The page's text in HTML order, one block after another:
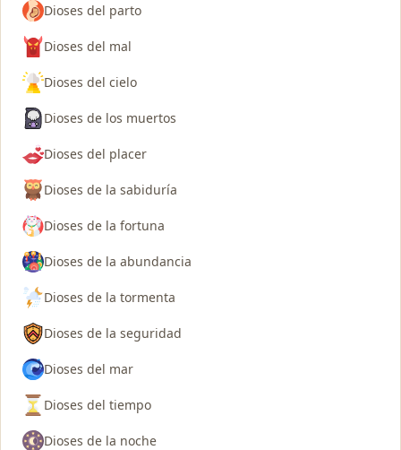
Dioses del parto
Dioses del mal
Dioses del cielo
Dioses de los muertos
Dioses del placer
Dioses de la sabiduría
Dioses de la fortuna
Dioses de la abundancia
Dioses de la tormenta
Dioses de la seguridad
Dioses del mar
Dioses del tiempo
Dioses de la noche